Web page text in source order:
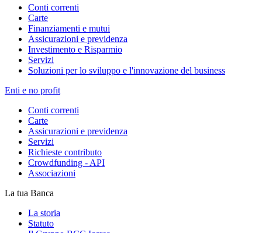
Conti correnti
Carte
Finanziamenti e mutui
Assicurazioni e previdenza
Investimento e Risparmio
Servizi
Soluzioni per lo sviluppo e l'innovazione del business
Enti e no profit
Conti correnti
Carte
Assicurazioni e previdenza
Servizi
Richieste contributo
Crowdfunding - API
Associazioni
La tua Banca
La storia
Statuto